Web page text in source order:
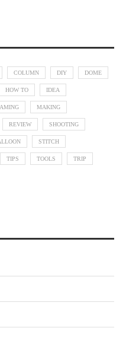
COLUMN DIY DOME
HOW TO IDEA
MAKING
REVIEW SHOOTING
STITCH
TIPS TOOLS TRIP